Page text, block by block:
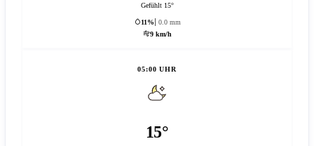
Gefühlt 15°
11%
0.0 mm
9 km/h
05:00 UHR
15°